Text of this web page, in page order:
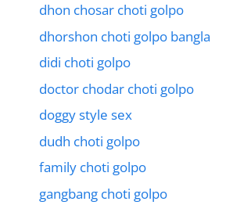
dhon chosar choti golpo
dhorshon choti golpo bangla
didi choti golpo
doctor chodar choti golpo
doggy style sex
dudh choti golpo
family choti golpo
gangbang choti golpo